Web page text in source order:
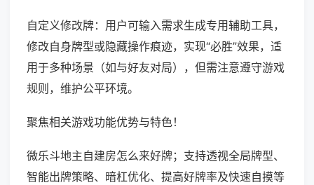
自定义修改牌：用户可输入需求生成专用辅助工具，
修改自身牌型或隐藏操作痕迹，实现“必胜”效果，适
用于多种场景（如与好友对局），但需注意遵守游戏
规则，维护公平环境。
聚焦相关游戏功能优势与特色！
微乐斗地主自建房怎么来好牌；支持透视全局牌型、
智能出牌策略、暗杠优化、提高好牌率及快速自摸等